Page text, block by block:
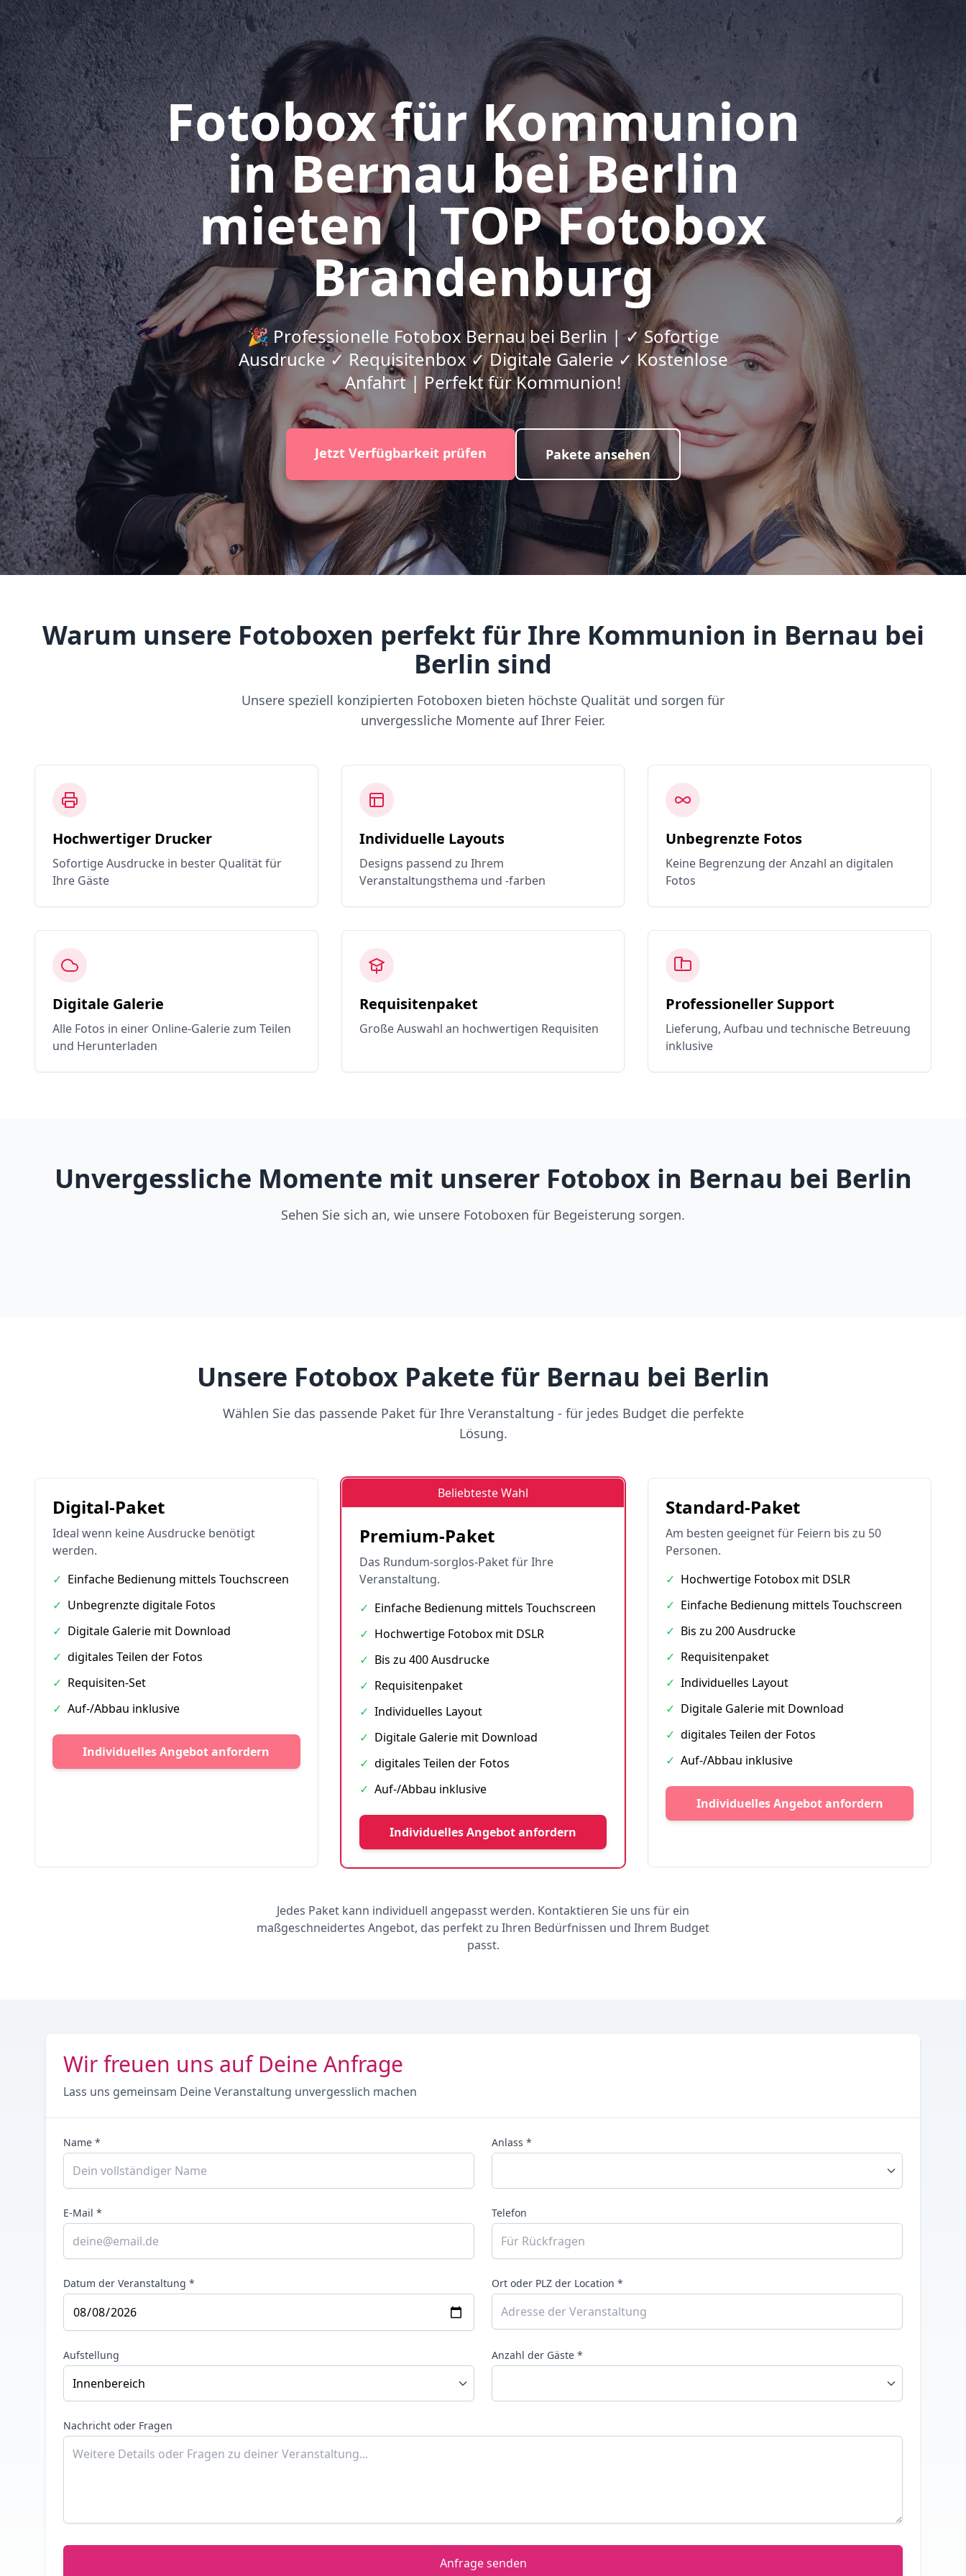
Fotobox für Kommunion
in Bernau bei Berlin
mieten | TOP Fotobox
Brandenburg
🎉 Professionelle Fotobox Bernau bei Berlin | ✓ Sofortige
Ausdrucke ✓ Requisitenbox ✓ Digitale Galerie ✓ Kostenlose
Anfahrt | Perfekt für Kommunion!
Jetzt Verfügbarkeit prüfen Pakete ansehen
Warum unsere Fotoboxen perfekt für Ihre Kommunion in Bernau bei
Berlin sind
Unsere speziell konzipierten Fotoboxen bieten höchste Qualität und sorgen für
unvergessliche Momente auf Ihrer Feier.
Hochwertiger Drucker
Sofortige Ausdrucke in bester Qualität für
Ihre Gäste
Individuelle Layouts
Designs passend zu Ihrem
Veranstaltungsthema und -farben
Unbegrenzte Fotos
Keine Begrenzung der Anzahl an digitalen
Fotos
Digitale Galerie
Alle Fotos in einer Online-Galerie zum Teilen
und Herunterladen
Requisitenpaket
Große Auswahl an hochwertigen Requisiten
Professioneller Support
Lieferung, Aufbau und technische Betreuung
inklusive
Unvergessliche Momente mit unserer Fotobox in Bernau bei Berlin
Sehen Sie sich an, wie unsere Fotoboxen für Begeisterung sorgen.
Unsere Fotobox Pakete für Bernau bei Berlin
Wählen Sie das passende Paket für Ihre Veranstaltung - für jedes Budget die perfekte
Lösung.
Digital-Paket
Ideal wenn keine Ausdrucke benötigt
werden.
✓ Einfache Bedienung mittels Touchscreen
✓ Unbegrenzte digitale Fotos
✓ Digitale Galerie mit Download
✓ digitales Teilen der Fotos
✓ Requisiten-Set
✓ Auf-/Abbau inklusive
Individuelles Angebot anfordern
Beliebteste Wahl
Premium-Paket
Das Rundum-sorglos-Paket für Ihre
Veranstaltung.
✓ Einfache Bedienung mittels Touchscreen
✓ Hochwertige Fotobox mit DSLR
✓ Bis zu 400 Ausdrucke
✓ Requisitenpaket
✓ Individuelles Layout
✓ Digitale Galerie mit Download
✓ digitales Teilen der Fotos
✓ Auf-/Abbau inklusive
Individuelles Angebot anfordern
Standard-Paket
Am besten geeignet für Feiern bis zu 50
Personen.
✓ Hochwertige Fotobox mit DSLR
✓ Einfache Bedienung mittels Touchscreen
✓ Bis zu 200 Ausdrucke
✓ Requisitenpaket
✓ Individuelles Layout
✓ Digitale Galerie mit Download
✓ digitales Teilen der Fotos
✓ Auf-/Abbau inklusive
Individuelles Angebot anfordern
Jedes Paket kann individuell angepasst werden. Kontaktieren Sie uns für ein
maßgeschneidertes Angebot, das perfekt zu Ihren Bedürfnissen und Ihrem Budget
passt.
Wir freuen uns auf Deine Anfrage
Lass uns gemeinsam Deine Veranstaltung unvergesslich machen
Name * Anlass *
E-Mail * Telefon
Datum der Veranstaltung * Ort oder PLZ der Location *
Aufstellung Anzahl der Gäste *
Nachricht oder Fragen
Anfrage senden